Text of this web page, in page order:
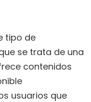
tipo de
se trata de una
contenidos
usuarios que